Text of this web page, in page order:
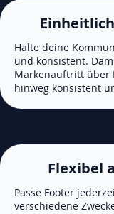
Halte deine
und konsistent.
Markenauftritt über
hinweg konsistent
Flexibel
Passe Footer
verschiedene